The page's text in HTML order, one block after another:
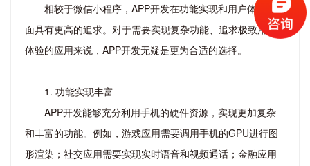
相较于微信小程序，APP开发在功能实现和用户体验方
面具有更高的追求。对于需要实现复杂功能、追求极致用户
体验的应用来说，APP开发无疑是更为合适的选择。
1. 功能实现丰富
APP开发能够充分利用手机的硬件资源，实现更加复杂
和丰富的功能。例如，游戏应用需要调用手机的GPU进行图
形渲染；社交应用需要实现实时语音和视频通话；金融应用